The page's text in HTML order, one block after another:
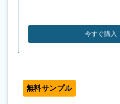
今すぐ購入
無料サンプル